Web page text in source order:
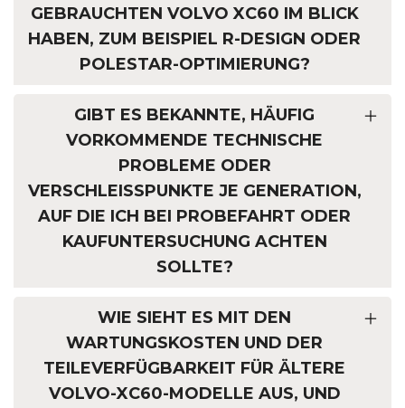
GEBRAUCHTEN VOLVO XC60 IM BLICK
HABEN, ZUM BEISPIEL R-DESIGN ODER
POLESTAR-OPTIMIERUNG?
GIBT ES BEKANNTE, HÄUFIG
VORKOMMENDE TECHNISCHE
PROBLEME ODER
VERSCHLEISSPUNKTE JE GENERATION, A
UF DIE ICH BEI PROBEFAHRT ODER K
AUFUNTERSUCHUNG ACHTEN S
OLLTE?
WIE SIEHT ES MIT DEN
WARTUNGSKOSTEN UND DER
TEILEVERFÜGBARKEIT FÜR ÄLTERE
VOLVO-XC60-MODELLE AUS, UND